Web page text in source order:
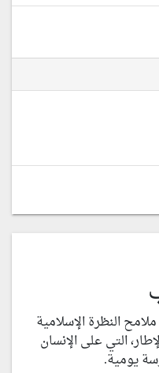
النظرة الإسلامية
التي على الإنسان
يومية.